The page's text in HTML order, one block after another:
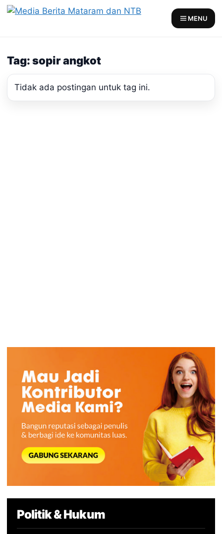
Skip
MENU
Tag: sopir angkot
Tidak ada postingan untuk tag ini.
Politik & Hukum